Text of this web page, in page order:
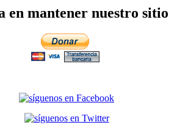
en mantener nuestro sitio